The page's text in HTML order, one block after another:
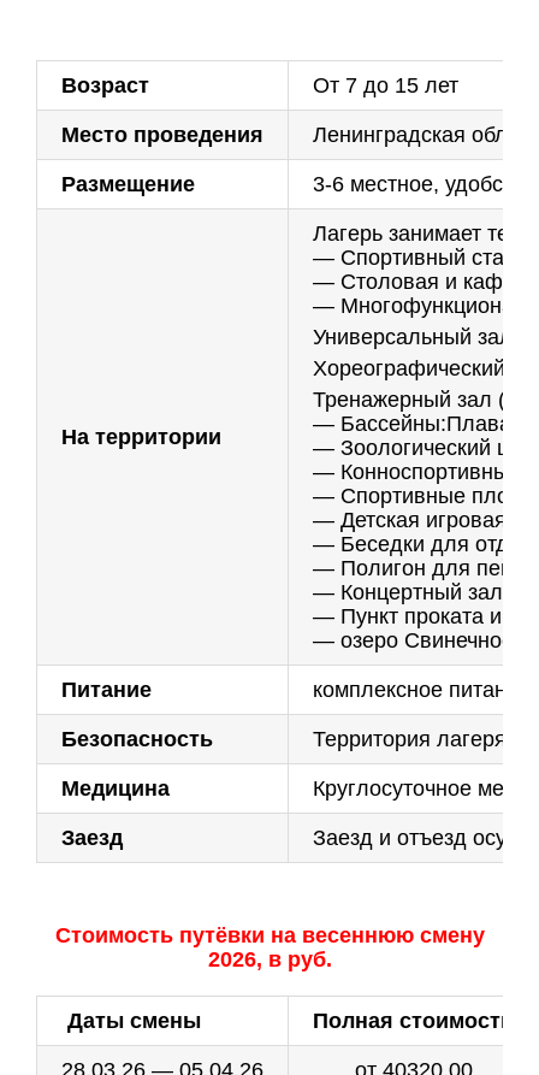
Возраст От 7 до 15 лет
Место проведения Ленинградская
Размещение 3-6 местное,
На территории
Лагерь занимает
— Спортивный
— Столовая и кафе
—
Универсальный зал
Хореографический
Тренажерный зал
—
— Зоологический
— Конноспортивный
— Спортивные
— Детская игровая
— Беседки для
— Полигон для
— Концертный зал/
— Пункт проката
— озеро Свинечное с
Питание комплексное
Безопасность Территория лагеря
Медицина Круглосуточное
Заезд Заезд и отъезд
Стоимость путёвки на весеннюю смену
2026, в руб.
Даты смены Полная стоимость
28.03.26 — 05.04.26
от 40320,00